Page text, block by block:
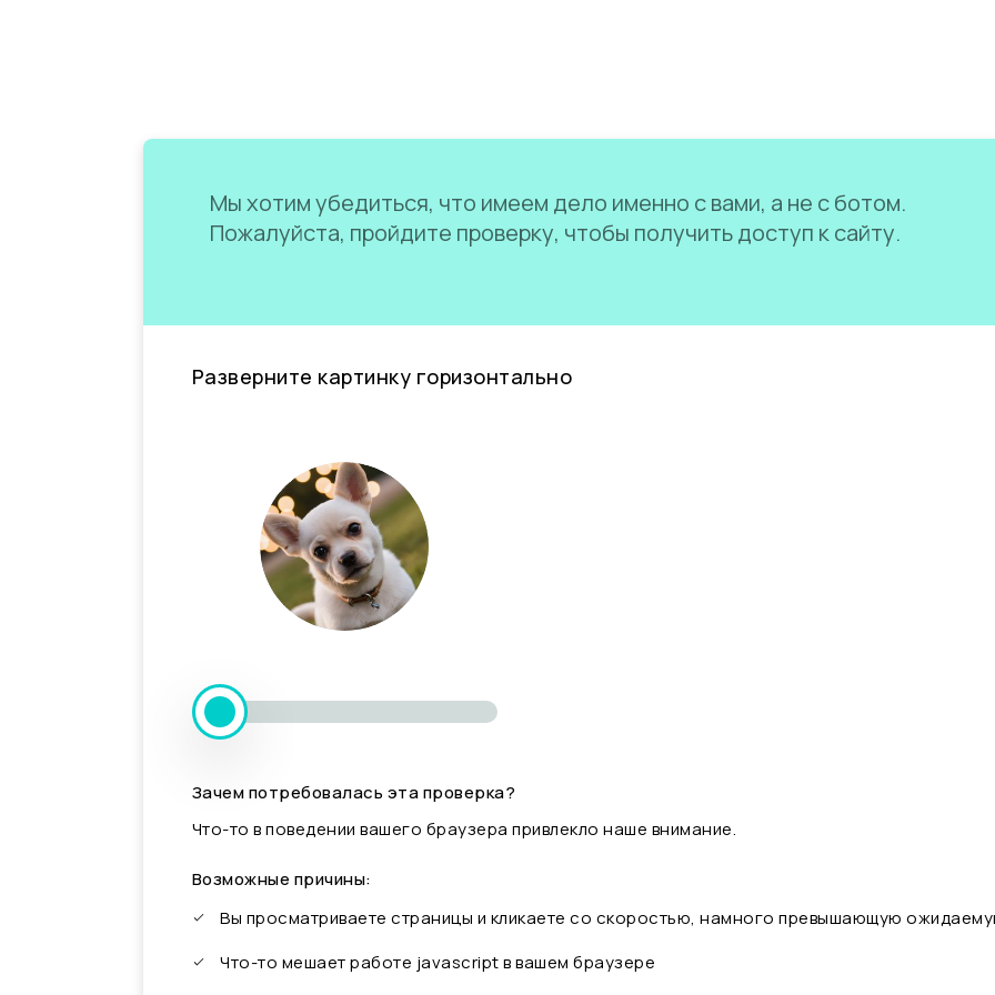
Мы хотим убедиться, что имеем дело именно с вами, а не с ботом.
Пожалуйста, пройдите проверку, чтобы получить доступ к сайту.
Разверните картинку горизонтально
Зачем потребовалась эта проверка?
Что-то в поведении вашего браузера привлекло наше внимание.
Возможные причины:
Вы просматриваете страницы и кликаете со скоростью, намного превышающую
Что-то мешает работе javascript в вашем браузере